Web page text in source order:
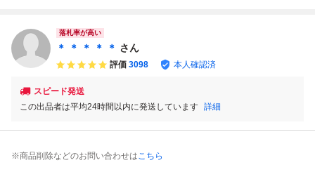
落札率が高い
＊ ＊ ＊ ＊ ＊ さん
評価 3098 本人確認済
スピード発送
この出品者は平均24時間以内に発送しています 詳細
※商品削除などのお問い合わせはこちら